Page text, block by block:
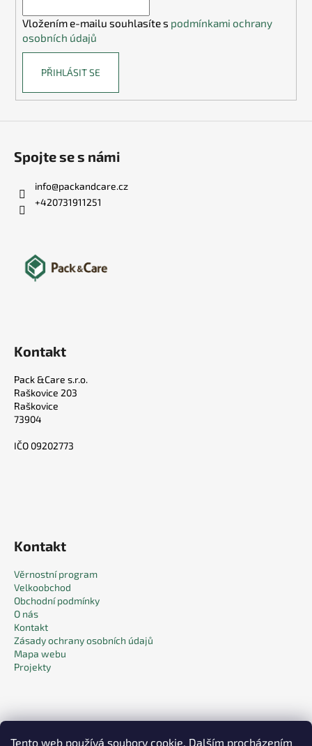
Tento web používá soubory cookie. Dalším procházením
Vložením e-mailu souhlasíte s podmínkami ochrany
osobních údajů
PŘIHLÁSIT SE
Spojte se s námi
info@packandcare.cz
+420731911251
Kontakt
Pack &Care s.r.o.
Raškovice 203
Raškovice
73904
IČO 09202773
Kontakt
Věrnostní program
Velkoobchod
Obchodní podmínky
O nás
Kontakt
Zásady ochrany osobních údajů
Mapa webu
Projekty